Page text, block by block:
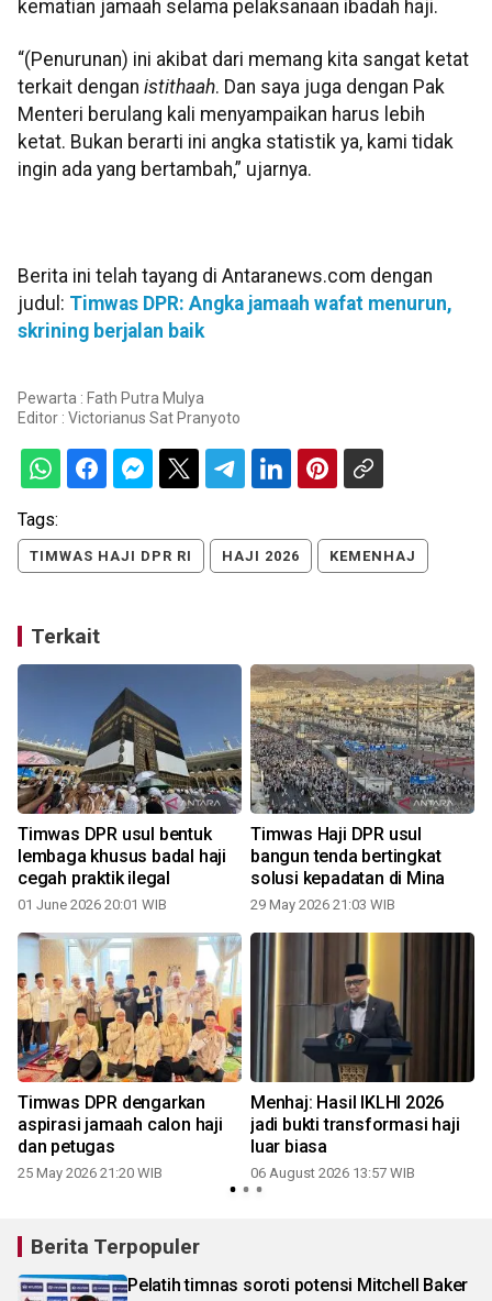
kematian jamaah selama pelaksanaan ibadah haji.
“(Penurunan) ini akibat dari memang kita sangat ketat
terkait dengan istithaah. Dan saya juga dengan Pak
Menteri berulang kali menyampaikan harus lebih
ketat. Bukan berarti ini angka statistik ya, kami tidak
ingin ada yang bertambah,” ujarnya.
Berita ini telah tayang di Antaranews.com dengan
judul: Timwas DPR: Angka jamaah wafat menurun,
skrining berjalan baik
Pewarta : Fath Putra Mulya
Editor : Victorianus Sat Pranyoto
Tags:
TIMWAS HAJI DPR RI HAJI 2026 KEMENHAJ
Terkait
Timwas DPR usul bentuk
lembaga khusus badal haji
cegah praktik ilegal
01 June 2026 20:01 WIB
Timwas Haji DPR usul
bangun tenda bertingkat
solusi kepadatan di Mina
29 May 2026 21:03 WIB
Timwas DPR dengarkan
aspirasi jamaah calon haji
dan petugas
25 May 2026 21:20 WIB
Menhaj: Hasil IKLHI 2026
jadi bukti transformasi haji
luar biasa
06 August 2026 13:57 WIB
Berita Terpopuler
Pelatih timnas soroti potensi Mitchell Baker